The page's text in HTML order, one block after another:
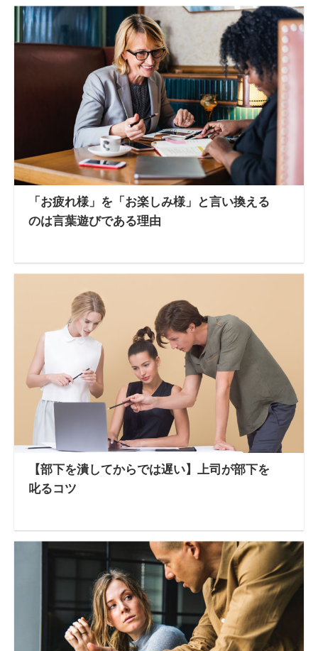
「お疲れ様」を「お楽しみ様」と言い換える
のは言葉遊びである理由
【部下を潰してからでは遅い】上司が部下を
叱るコツ